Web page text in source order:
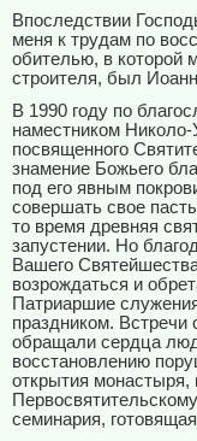
Впоследствии
меня к трудам по
обителью, в которой
строителя, был
В 1990 году по
наместником Николо-
посвященного
знамение Божьего
под его явным
совершать свое
то время древняя
запустении. Но
Вашего
возрождаться и
Патриаршие
праздником.
обращали сердца
восстановлению
открытия
семинария,